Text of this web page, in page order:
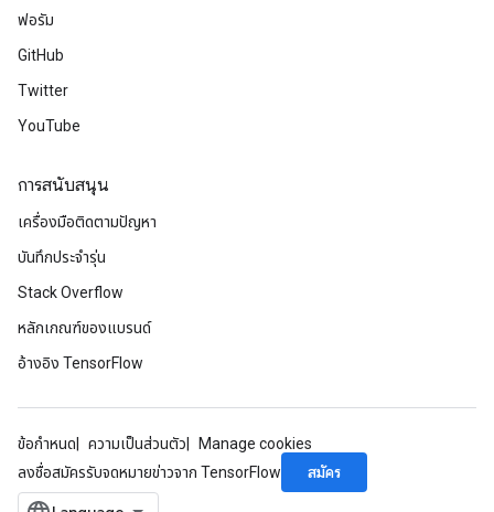
ฟอรัม
GitHub
Twitter
YouTube
การสนับสนุน
เครื่องมือติดตามปัญหา
บันทึกประจำรุ่น
Stack Overflow
หลักเกณฑ์ของแบรนด์
อ้างอิง TensorFlow
ข้อกำหนด ความเป็นส่วนตัว
Manage cookies
ลงชื่อสมัครรับจดหมายข่าวจาก TensorFlow
สมัคร